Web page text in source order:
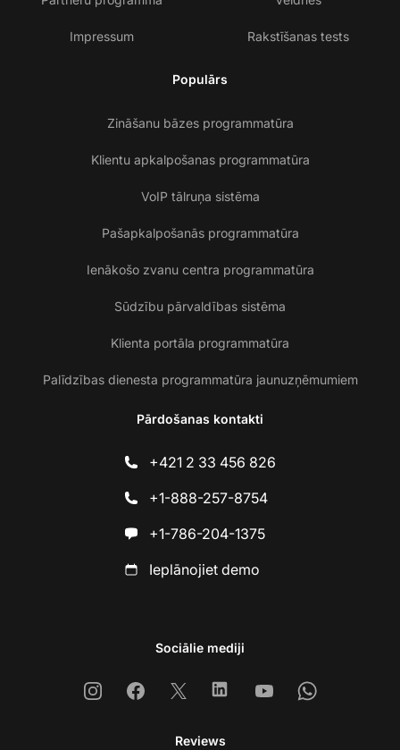
Impressum Rakstīšanas tests
Populārs
Zināšanu bāzes programmatūra
Klientu apkalpošanas programmatūra
VoIP tālruņa sistēma
Pašapkalpošanās programmatūra
Ienākošo zvanu centra programmatūra
Sūdzību pārvaldības sistēma
Klienta portāla programmatūra
Palīdzības dienesta programmatūra jaunuzņēmumiem
Pārdošanas kontakti
+421 2 33 456 826
+1-888-257-8754
+1-786-204-1375
Ieplānojiet demo
Sociālie mediji
InstagramFacebook
X LinkedinYoutubeWhatsapp
Reviews